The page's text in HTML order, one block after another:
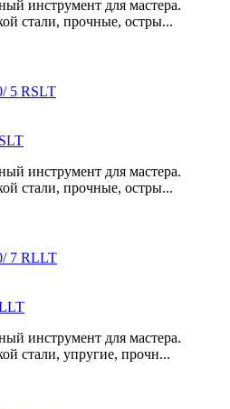
инструмент для мастера.
стали, прочные, остры...
инструмент для мастера.
стали, прочные, остры...
инструмент для мастера.
стали, упругие, прочн...